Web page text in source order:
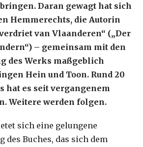
Daran gewagt hat sich
Hemmerechts, die Autorin
van Vlaanderen“ („Der
– gemeinsam mit den
des Werks maßgeblich
Hein und Toon. Rund 20
hat es seit vergangenem
Weitere werden folgen.
sich eine gelungene
des Buches, das sich dem